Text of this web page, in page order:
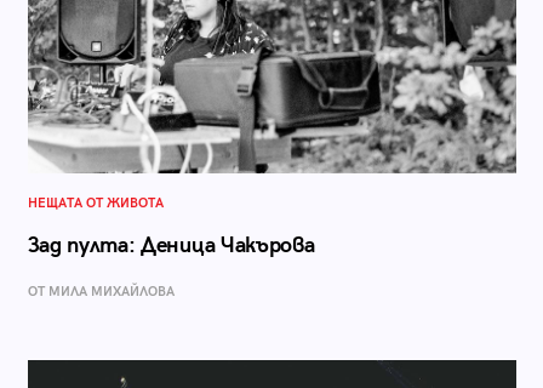
НЕЩАТА ОТ ЖИВОТА
Зад пулта: Деница Чакърова
ОТ МИЛА МИХАЙЛОВА